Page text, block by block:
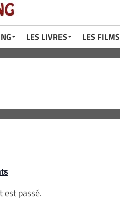
LES LIVRES LES FILMS
est passé.